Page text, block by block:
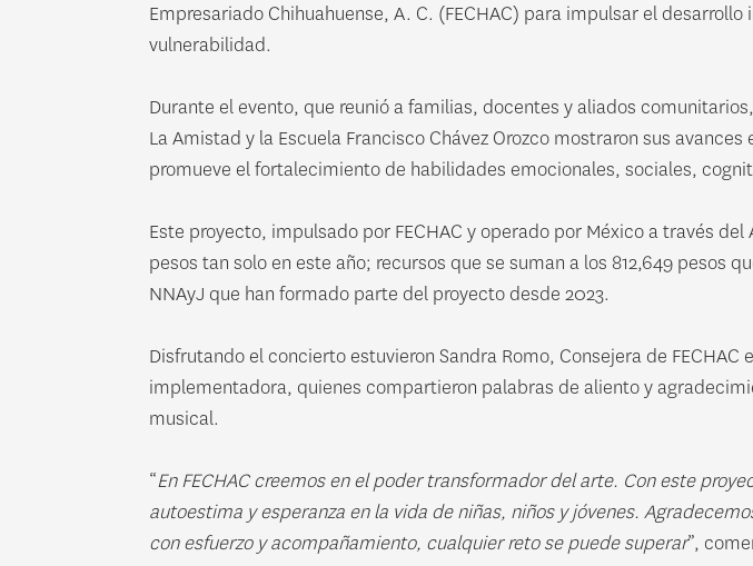
Empresariado Chihuahuense, A. C. (FECHAC) para impulsar el
vulnerabilidad.
Durante el evento, que reunió a familias, docentes y aliados
La Amistad y la Escuela Francisco Chávez Orozco mostraron sus
promueve el fortalecimiento de habilidades emocionales, sociales,
Este proyecto, impulsado por FECHAC y operado por México a través
pesos tan solo en este año; recursos que se suman a los 812,649 pesos
NNAyJ que han formado parte del proyecto desde 2023.
Disfrutando el concierto estuvieron Sandra Romo, Consejera de
implementadora, quienes compartieron palabras de aliento y
musical.
“En FECHAC creemos en el poder transformador del arte. Con este
autoestima y esperanza en la vida de niñas, niños y jóvenes.
con esfuerzo y acompañamiento, cualquier reto se puede superar”,